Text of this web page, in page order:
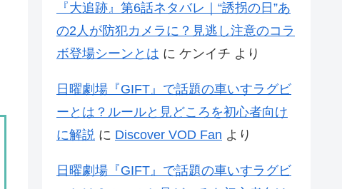
『大追跡』第6話ネタバレ｜“誘拐の日”あ
の2人が防犯カメラに？見逃し注意のコラ
ボ登場シーンとは に ケンイチ より
日曜劇場『GIFT』で話題の車いすラグビ
ーとは？ルールと見どころを初心者向け
に解説 に Discover VOD Fan より
日曜劇場『GIFT』で話題の車いすラグビ